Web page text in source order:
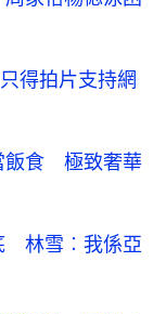
得拍片支持網
飯食 極致奢華
林雪︰我係亞